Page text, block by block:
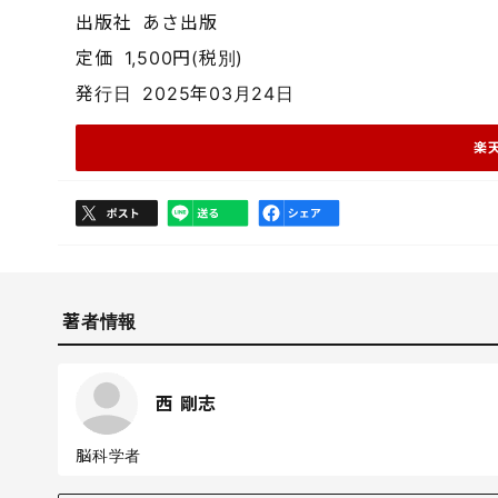
出版社 あさ出版
定価 1,500円(税別)
発行日
2025年03月24日
楽
著者情報
西 剛志
脳科学者